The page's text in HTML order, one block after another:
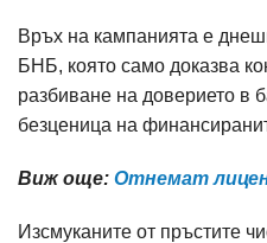
Връх на кампанията е
БНБ, която само доказва
разбиване на доверието в
безценица на
Виж още: Отнемат
Изсмуканите от пръстите